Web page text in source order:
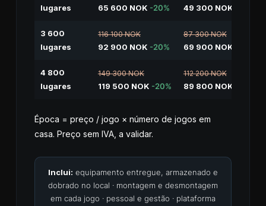
lugares
65 600 NOK -20% 49 300 NOK
3 600
lugares
116 100 NOK
92 900 NOK -20%
87 300 NOK
69 900 NOK
4 800
lugares
149 300 NOK
119 500 NOK -20%
112 200 NOK
89 800 NOK
Época = preço / jogo × número de jogos em
casa. Preço sem IVA, a validar.
Inclui: equipamento entregue, armazenado e
dobrado no local · montagem e desmontagem
em cada jogo · pessoal e gestão · plataforma